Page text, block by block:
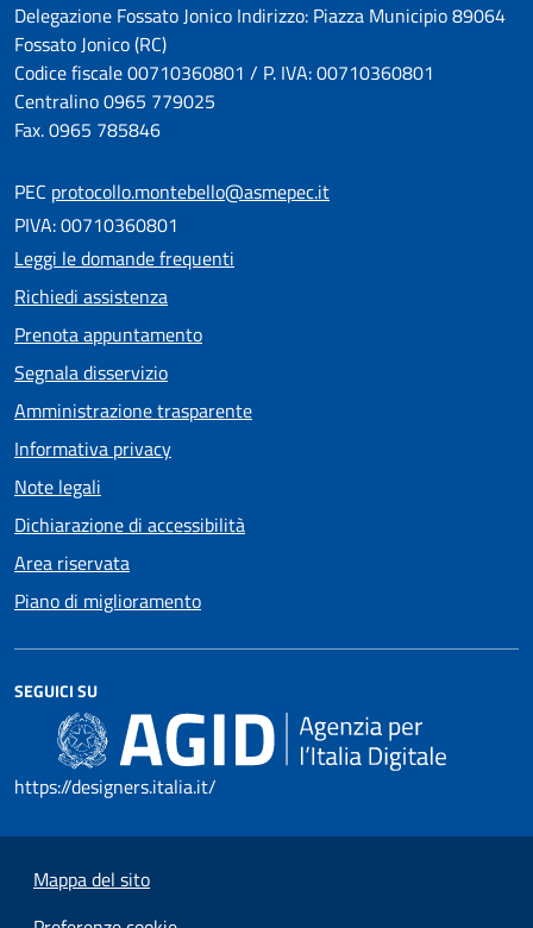
Delegazione Fossato Jonico Indirizzo: Piazza Municipio 89064
Fossato Jonico (RC)
Codice fiscale 00710360801 / P. IVA: 00710360801
Centralino 0965 779025
Fax. 0965 785846
PEC protocollo.montebello@asmepec.it
PIVA: 00710360801
Leggi le domande frequenti
Richiedi assistenza
Prenota appuntamento
Segnala disservizio
Amministrazione trasparente
Informativa privacy
Note legali
Dichiarazione di accessibilità
Area riservata
Piano di miglioramento
SEGUICI SU
https://designers.italia.it/
Mappa del sito